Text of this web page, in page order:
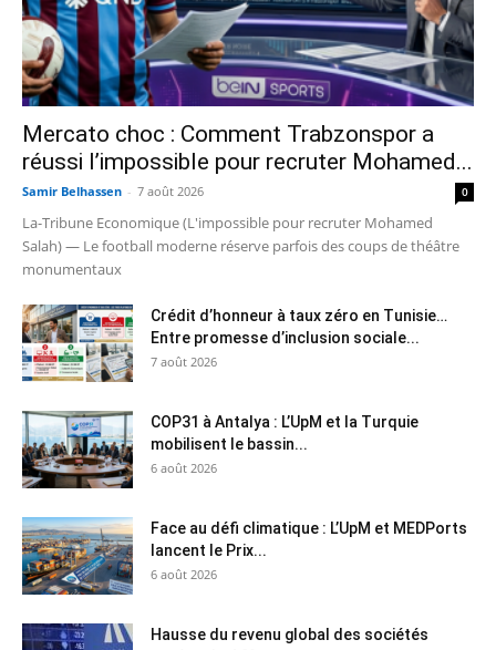
Mercato choc : Comment Trabzonspor a
réussi l’impossible pour recruter Mohamed...
Samir Belhassen - 7 août 2026 0
La-Tribune Economique (L'impossible pour recruter Mohamed
Salah) — Le football moderne réserve parfois des coups de théâtre
monumentaux
Crédit d’honneur à taux zéro en Tunisie…
Entre promesse d’inclusion sociale...
7 août 2026
COP31 à Antalya : L’UpM et la Turquie
mobilisent le bassin...
6 août 2026
Face au défi climatique : L’UpM et MEDPorts
lancent le Prix...
6 août 2026
Hausse du revenu global des sociétés